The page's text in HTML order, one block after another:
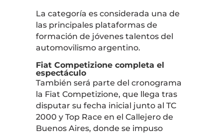
La categoría es considerada una de
las principales plataformas de
formación de jóvenes talentos del
automovilismo argentino.
Fiat Competizione completa el
espectáculo
También será parte del cronograma
la Fiat Competizione, que llega tras
disputar su fecha inicial junto al TC
2000 y Top Race en el Callejero de
Buenos Aires, donde se impuso